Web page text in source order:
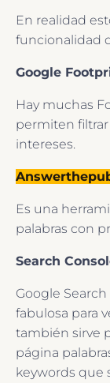
En realidad
funcionalidad
Google
Hay muchas
permiten
intereses.
Es una
palabras con
Search
Google
fabulosa para
también sirve
página
keywords que